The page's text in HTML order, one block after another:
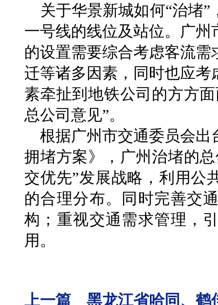
关于华景新城如何“治堵”
一号线的线位及站位。广
的设置需要综合考虑客流
迁等诸多因素，同时也应
素牵扯到地铁公司的方方
总公司意见”。
根据广州市交通委员会出
拥堵方案》，广州治堵的
交优先”发展战略，利用公
的合理分布。同时完善交
构；重视交通需求管理，
用。
上一篇 黑龙江省哈同、鹤